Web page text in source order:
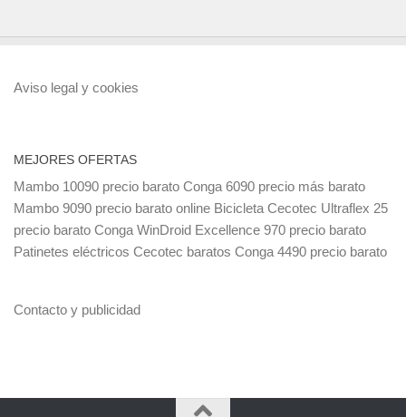
Aviso legal y cookies
MEJORES OFERTAS
Mambo 10090 precio barato Conga 6090 precio más barato
Mambo 9090 precio barato online Bicicleta Cecotec Ultraflex 25
precio barato Conga WinDroid Excellence 970 precio barato
Patinetes eléctricos Cecotec baratos Conga 4490 precio barato
Contacto y publicidad